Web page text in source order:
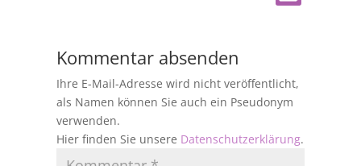
Kommentar absenden
Ihre E-Mail-Adresse wird nicht veröffentlicht,
als Namen können Sie auch ein Pseudonym
verwenden.
Hier finden Sie unsere Datenschutzerklärung.